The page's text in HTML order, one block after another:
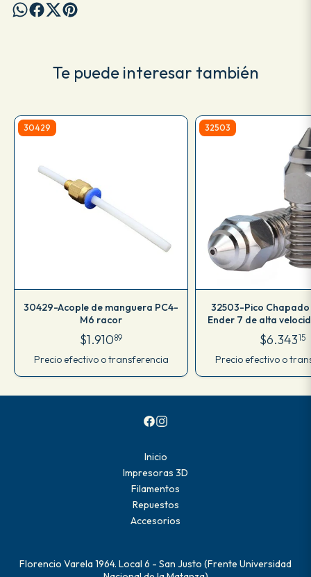
Te puede interesar también
30429
30429-Acople de manguera PC4-
M6 racor
$1.91089
Precio efectivo o transferencia
32503
32503-Pico
Ender 7 de alta
$6.34315
Precio efectivo o
Inicio
Impresoras 3D
Filamentos
Repuestos
Accesorios
Florencio Varela 1964. Local 6 - San Justo (Frente Universidad